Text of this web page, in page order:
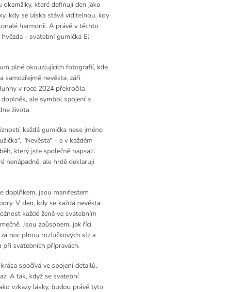
které definují den jako
kdy se láska stává viditelnou, kdy
harmonii. A právě v těchto
- svatební gumička El
plné okouzlujících fotografií, kde
samozřejmě nevěsta, září
v roce 2024 překročila
ale symbol spojení a
života.
každá gumička nese jméno
"Nevěsta" - a v každém
který jste společně napsali.
nenápadně, ale hrdě deklarují
doplňkem, jsou manifestem
V den, kdy se každá nevěsta
každé ženě ve svatebním
Jsou způsobem, jak říci
noc plnou rozlučkových slz a
svatebních přípravách.
spočívá ve spojení detailů,
A tak, když se svatební
vzkazy lásky, budou právě tyto